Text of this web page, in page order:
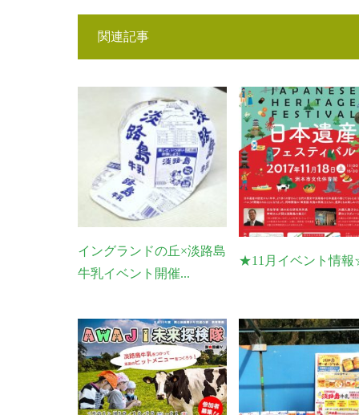
関連記事
イングランドの丘×淡路島
牛乳イベント開催...
★11月イベント情